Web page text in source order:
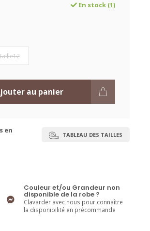
En stock (1)
au panier
en
TABLEAU DES TAILLES
Couleur et/ou Grandeur non
disponible de la robe ?
Clavarder avec nous pour connaître
la disponibilité en précommande